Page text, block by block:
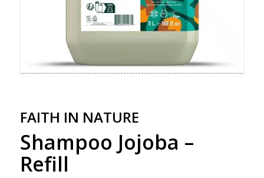
FAITH IN NATURE
Shampoo Jojoba –
Refill